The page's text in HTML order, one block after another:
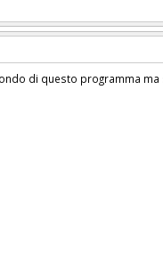
di questo programma